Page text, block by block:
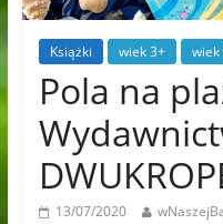
Książki wiek 3+ wiek
Pola na
13/07/2020